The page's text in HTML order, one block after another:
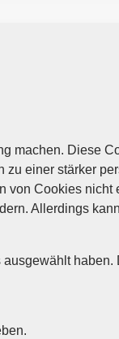
machen. Diese
zu einer stärker
von Cookies
Allerdings
haben.